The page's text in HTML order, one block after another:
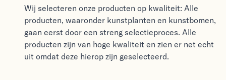
Wij selecteren onze producten op kwaliteit: Alle
producten, waaronder kunstplanten en kunstbomen,
gaan eerst door een streng selectieproces. Alle
producten zijn van hoge kwaliteit en zien er net echt
uit omdat deze hierop zijn geselecteerd.